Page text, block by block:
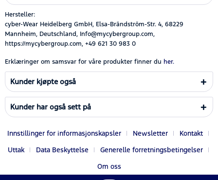
Hersteller:
cyber-Wear Heidelberg GmbH, Elsa-Brändström-Str. 4, 68229
Mannheim, Deutschland, Info@mycybergroup.com,
https://mycybergroup.com, +49 621 30 983 0
Erklæringer om samsvar for våre produkter finner du her.
Kunder kjøpte også
Kunder har også sett på
Innstillinger for informasjonskapsler Newsletter
Kontakt
Uttak
Data Beskyttelse
Generelle forretningsbetingelser
Om oss